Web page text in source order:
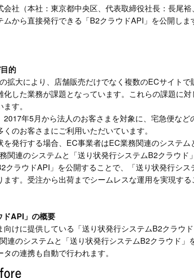
会社（本社：東京都中央区、代表取締役社長：長尾
から直接発行できる「B2クラウドAPI」を公開しま
的
拡大により、店舗販売だけでなく複数のECサイト
化した業務が課題となっています。これらの課題に
す。
2017年5月から法人のお客さまを対象に、宅急便な
のお客さまにご利用いただいています。
を発行する場合、EC事業者はEC業務関連のシステ
関連のシステムと「送り状発行システムB2クラウド
クラウドAPI」を公開することで、「送り状発行シ
ます。受注から出荷までシームレスな運用を実現す
API」の概要
向けに提供している「送り状発行システムB2クラウ
連のシステムと「送り状発行システムB2クラウド
タの連携も自動で行われます。